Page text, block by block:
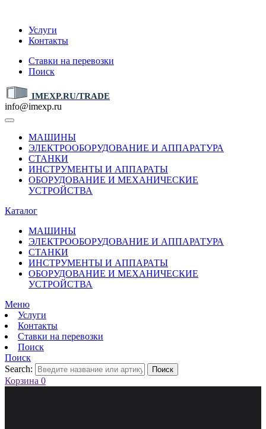
Услуги
Контакты
Ставки на перевозки
Поиск
IMEXP.RU/TRADE
info@imexp.ru
МАШИНЫ
ЭЛЕКТРООБОРУДОВАНИЕ И АППАРАТУРА
СТАНКИ
ИНСТРУМЕНТЫ И АППАРАТЫ
ОБОРУДОВАНИЕ И МЕХАНИЧЕСКИЕ
УСТРОЙСТВА
Каталог
МАШИНЫ
ЭЛЕКТРООБОРУДОВАНИЕ И АППАРАТУРА
СТАНКИ
ИНСТРУМЕНТЫ И АППАРАТЫ
ОБОРУДОВАНИЕ И МЕХАНИЧЕСКИЕ
УСТРОЙСТВА
Меню
Услуги
Контакты
Ставки на перевозки
Поиск
Поиск
Search:
Поиск
Корзина 0